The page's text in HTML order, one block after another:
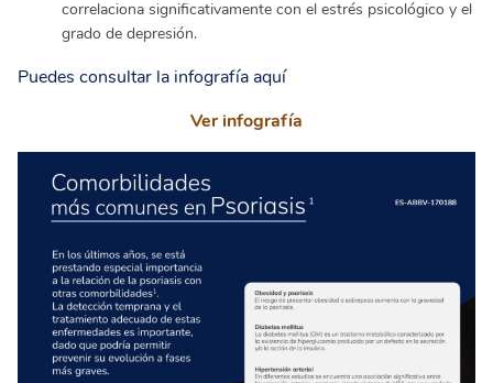
correlaciona significativamente con el estrés psicológico y el
grado de depresión.
Puedes consultar la infografía aquí
Ver infografía